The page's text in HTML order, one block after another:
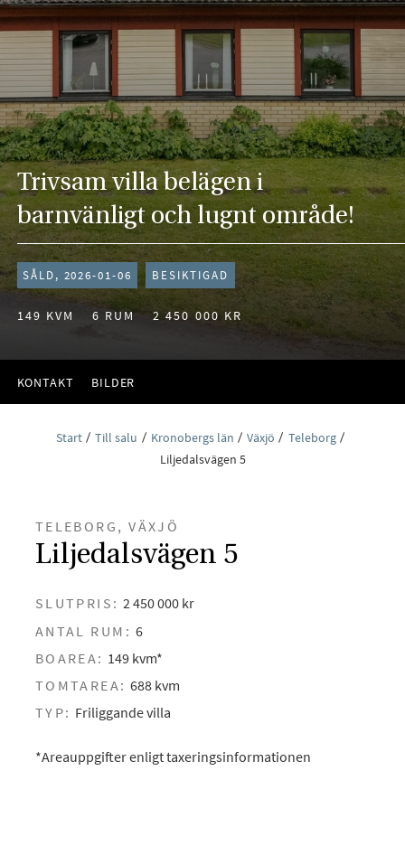
Trivsam villa belägen i
barnvänligt och lugnt område!
SÅLD, 2026-01-06 BESIKTIGAD
149 KVM 6 RUM 2 450 000 KR
KONTAKT BILDER
Start Till salu Kronobergs län Växjö
Teleborg
Liljedalsvägen 5
TELEBORG, VÄXJÖ
Liljedalsvägen 5
SLUTPRIS: 2 450 000 kr
ANTAL RUM: 6
BOAREA: 149 kvm*
TOMTAREA: 688 kvm
TYP: Friliggande villa
*Areauppgifter enligt taxeringsinformationen